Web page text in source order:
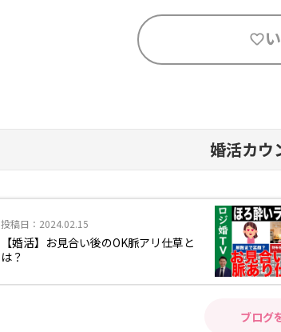
婚活カウ
投稿日：2024.02.15
【婚活】お見合い後のOK脈アリ仕草と
は？
ブログ